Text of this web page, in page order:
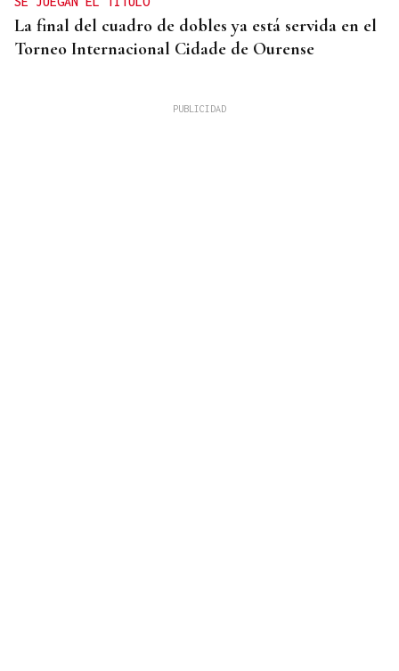
La final del cuadro de dobles ya está servida en el
Torneo Internacional Cidade de Ourense